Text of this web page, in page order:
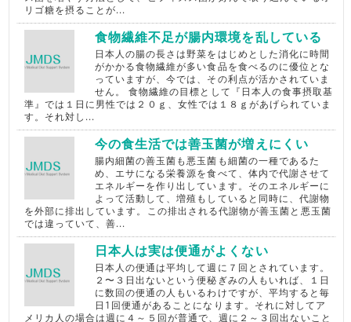
リゴ糖を摂ることが...
食物繊維不足が腸内環境を乱している
日本人の腸の長さは野菜をはじめとした消化に時間
がかかる食物繊維が多い食品を食べるのに優位とな
っていますが、今では、その利点が活かされていま
せん。 食物繊維の目標として『日本人の食事摂取基
準』では１日に男性では２０ｇ、女性では１８ｇがあげられていま
す。それ対し...
今の食生活では善玉菌が増えにくい
腸内細菌の善玉菌も悪玉菌も細菌の一種であるた
め、エサになる栄養源を食べて、体内で代謝させて
エネルギーを作り出しています。そのエネルギーに
よって活動して、増殖もしていると同時に、代謝物
を外部に排出しています。この排出される代謝物が善玉菌と悪玉菌
では違っていて、善...
日本人は実は便通がよくない
日本人の便通は平均して週に７回とされています。
２〜３日出ないという便秘ぎみの人もいれば、１日
に数回の便通の人もいるわけですが、平均すると毎
日1回便通があることになります。それに対してア
メリカ人の場合は週に４～５回が普通で、週に２～３回出ないこと